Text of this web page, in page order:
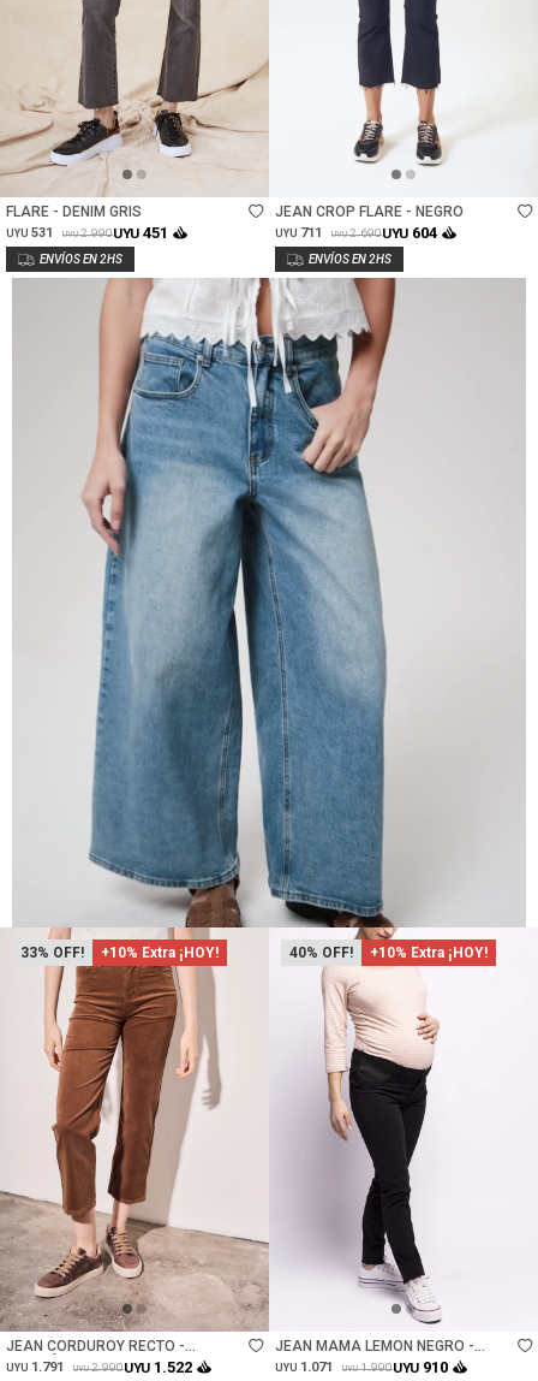
Talle
FLARE - DENIM GRIS
UYU 531 UYU 2.990UYU 451
JEAN CROP FLARE - NEGRO
UYU 711 UYU 2.690UYU 604
33 +10% Extra ¡HOY!
Talle
JEAN CORDUROY RECTO -
MARRÓN
UYU 1.791 UYU 2.990UYU 1.522
40 +10% Extra ¡HOY!
JEAN MAMA LEMON NEGRO -
NEGRO
UYU 1.071 UYU 1.990UYU 910